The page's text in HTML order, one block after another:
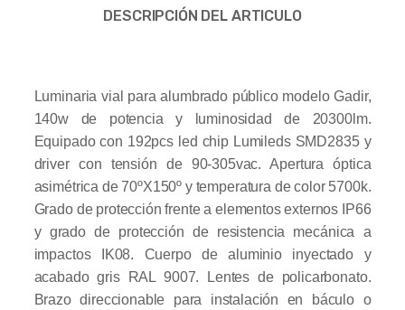
DESCRIPCIÓN DEL ARTICULO
Luminaria vial para alumbrado público modelo Gadir,
140w de potencia y luminosidad de 20300lm.
Equipado con 192pcs led chip Lumileds SMD2835 y
driver con tensión de 90-305vac. Apertura óptica
asimétrica de 70ºX150º y temperatura de color 5700k.
Grado de protección frente a elementos externos IP66
y grado de protección de resistencia mecánica a
impactos IK08. Cuerpo de aluminio inyectado y
acabado gris RAL 9007. Lentes de policarbonato.
Brazo direccionable para instalación en báculo o